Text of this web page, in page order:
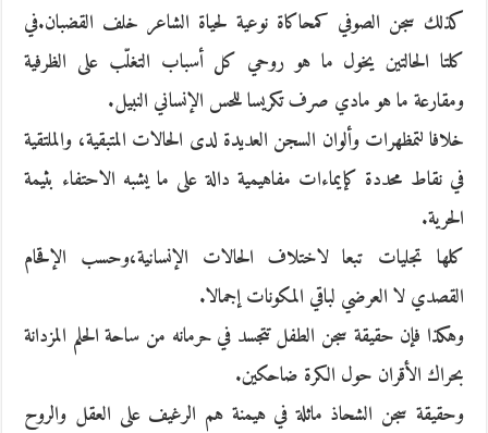
كذلك سجن الصوفي كمحاكاة نوعية لحياة الشاعر خلف القضبان.في
كلتا الحالتين يخول ما هو روحي كل أسباب التغلّب على الظرفية
ومقارعة ما هو مادي صرف تكريسا للحس الإنساني النبيل.
خلافا لتمظهرات وألوان السجن العديدة لدى الحالات المتبقية، والملتقية
في نقاط محددة كإيماءات مفاهيمية دالة على ما يشبه الاحتفاء بثيمة
الحرية.
كلها تجليات تبعا لاختلاف الحالات الإنسانية،وحسب الإقحام
القصدي لا العرضي لباقي المكونات إجمالا.
وهكذا فإن حقيقة سجن الطفل تتجسد في حرمانه من ساحة الحلم المزدانة
بحراك الأقران حول الكرة ضاحكين.
وحقيقة سجن الشحاذ ماثلة في هيمنة هم الرغيف على العقل والروح